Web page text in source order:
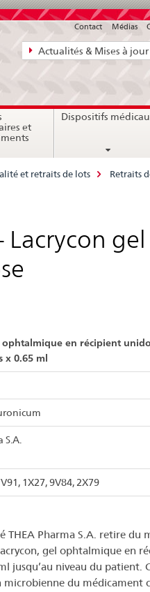
Navigation
directe:
bases
juridiques,
contact
Actualités & Mises à jour
Contact Médias
et
Dispositifs
et retraits de lots
Retraits
Lacrycon
ophtalmique en récipient
x 0.65 ml
S.A.
1X27, 9V84, 2X79
THEA Pharma S.A. retire du
gel ophtalmique en
jusqu’au niveau du patient.
du médicament